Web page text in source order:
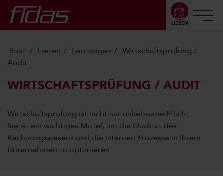
LIEZEN
WIRTSCHAFTS­PRÜFUNG / AUDIT
Start Liezen Leistungen
Wirtschafts­prüfung /
Audit
Wirtschaftsprüfung ist nicht nur unliebsame Pflicht.
Sie ist ein wichtiges Mittel, um die Qualität des
Rechnungswesens und die internen Prozesse in Ihrem
Unternehmen zu optimieren.